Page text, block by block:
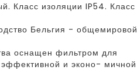
Класс изоляции IP54. Класс
Бельгия - общемировой
оснащен фильтром для
эффективной и эконо- мичной